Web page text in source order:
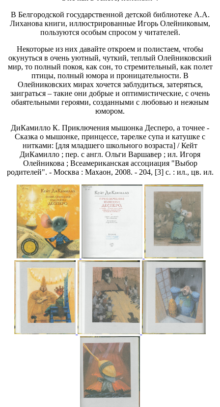
В Белгородской государственной детской библиотеке А.А.
Лиханова книги, иллюстрированные Игорь Олейниковым,
пользуются особым спросом у читателей.
Некоторые из них давайте откроем и полистаем, чтобы
окунуться в очень уютный, чуткий, теплый Олейниковский
мир, то полный покоя, как сон, то стремительный, как полет
птицы, полный юмора и проницательности. В
Олейниковских мирах хочется заблудиться, затеряться,
заиграться – такие они добрые и оптимистические, с очень
обаятельными героями, созданными с любовью и нежным
юмором.
ДиКамилло К. Приключения мышонка Десперо, а точнее -
Сказка о мышонке, принцессе, тарелке супа и катушке с
нитками: [для младшего школьного возраста] / Кейт
ДиКамилло ; пер. с англ. Ольги Варшавер ; ил. Игоря
Олейникова ; Всеамериканская ассоциация "Выбор
родителей". - Москва : Махаон, 2008. - 204, [3] с. : ил., цв. ил.